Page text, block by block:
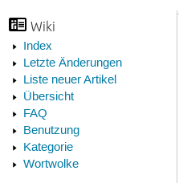
Wiki
Index
Letzte Änderungen
Liste neuer Artikel
Übersicht
FAQ
Benutzung
Kategorie
Wortwolke